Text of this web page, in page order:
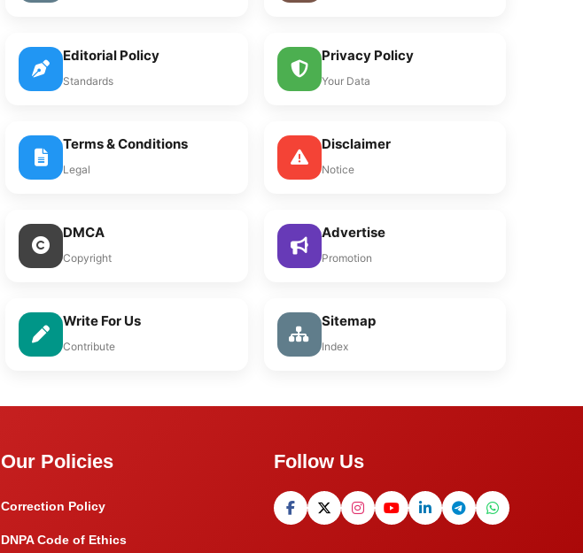
Editorial Policy
Standards
Privacy Policy
Your Data
Terms & Conditions
Legal
Disclaimer
Notice
DMCA
Copyright
Advertise
Promotion
Write For Us
Contribute
Sitemap
Index
Our Policies
Correction Policy
DNPA Code of Ethics
Follow Us